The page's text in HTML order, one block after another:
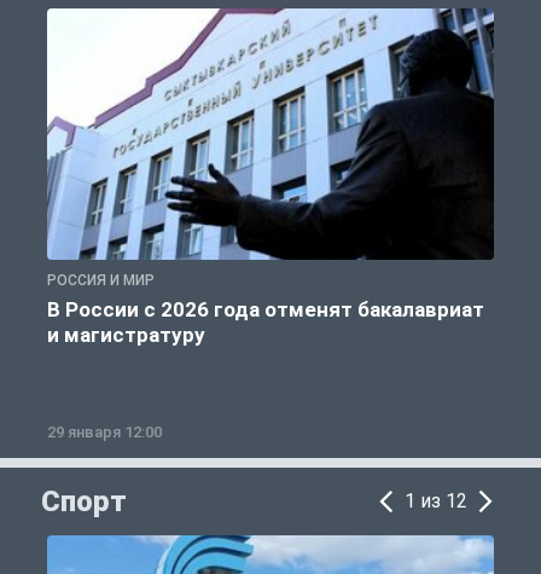
РОССИЯ И МИР
В России с 2026 года отменят бакалавриат
и магистратуру
29 января 12:00
Спорт 1 из 12